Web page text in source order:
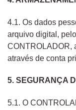
4.1. Os dados
arquivo digital,
CONTROLADOR,
através de conta
5. SEGURANÇA
5.1. O